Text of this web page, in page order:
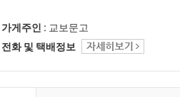
가게주인 : 교보문고
전화 및 택배정보